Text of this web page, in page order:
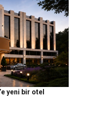
yeni bir otel